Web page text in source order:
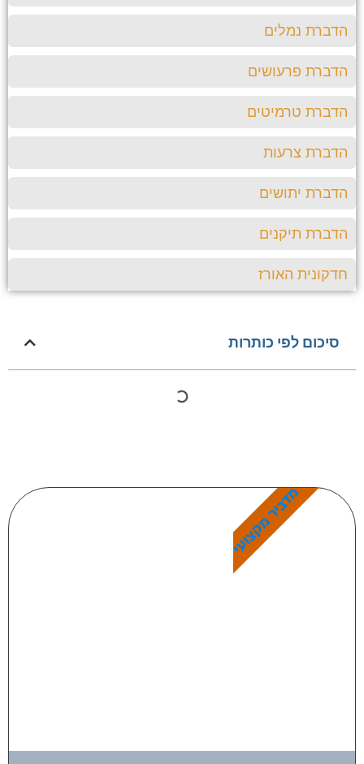
נמלים
פרעושים
טרמיטים
צרעות
יתושים
תיקנים
האורז
סיכום לפי כותרות
מדביר מקצועי